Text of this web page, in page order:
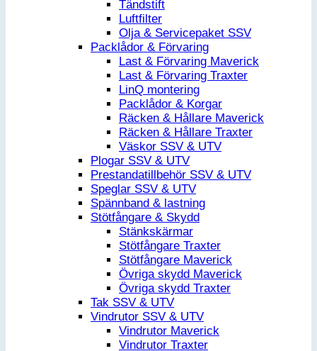
Tändstift
Luftfilter
Olja & Servicepaket SSV
Packlådor & Förvaring
Last & Förvaring Maverick
Last & Förvaring Traxter
LinQ montering
Packlådor & Korgar
Räcken & Hållare Maverick
Räcken & Hållare Traxter
Väskor SSV & UTV
Plogar SSV & UTV
Prestandatillbehör SSV & UTV
Speglar SSV & UTV
Spännband & lastning
Stötfångare & Skydd
Stänkskärmar
Stötfångare Traxter
Stötfångare Maverick
Övriga skydd Maverick
Övriga skydd Traxter
Tak SSV & UTV
Vindrutor SSV & UTV
Vindrutor Maverick
Vindrutor Traxter